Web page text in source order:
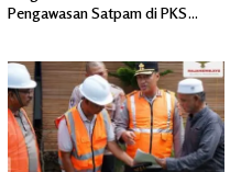
Pengawasan Satpam di PKS